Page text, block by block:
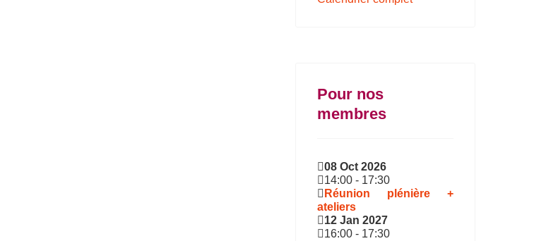
Pour nos
membres
08 Oct 2026
14:00 - 17:30
Réunion plénière +
ateliers
12 Jan 2027
16:00 - 17:30